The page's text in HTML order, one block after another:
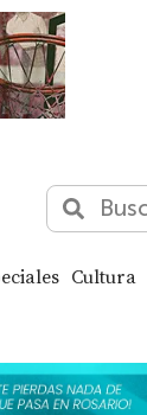
Cultura